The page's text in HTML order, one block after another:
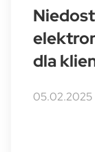
dla
05.02.2025